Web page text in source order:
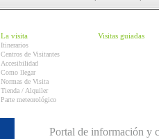
La visita
Itinerarios
Centros de Visitantes
Accesibilidad
Como llegar
Normas de Visita
Tienda / Alquiler
Parte meteorológico
Visitas guiadas
Portal de información y